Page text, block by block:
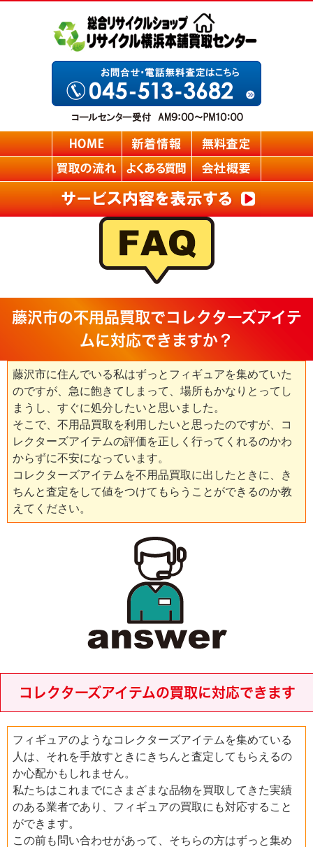
藤沢市の不用品買取でコレクターズアイテ
ムに対応できますか？
藤沢市に住んでいる私はずっとフィギュアを集めていた
のですが、急に飽きてしまって、場所もかなりとってし
まうし、すぐに処分したいと思いました。
そこで、不用品買取を利用したいと思ったのですが、コ
レクターズアイテムの評価を正しく行ってくれるのかわ
からずに不安になっています。
コレクターズアイテムを不用品買取に出したときに、き
ちんと査定をして値をつけてもらうことができるのか教
えてください。
コレクターズアイテムの買取に対応できます
フィギュアのようなコレクターズアイテムを集めている
人は、それを手放すときにきちんと査定してもらえるの
か心配かもしれません。
私たちはこれまでにさまざまな品物を買取してきた実績
のある業者であり、フィギュアの買取にも対応すること
ができます。
この前も問い合わせがあって、そちらの方はずっと集め